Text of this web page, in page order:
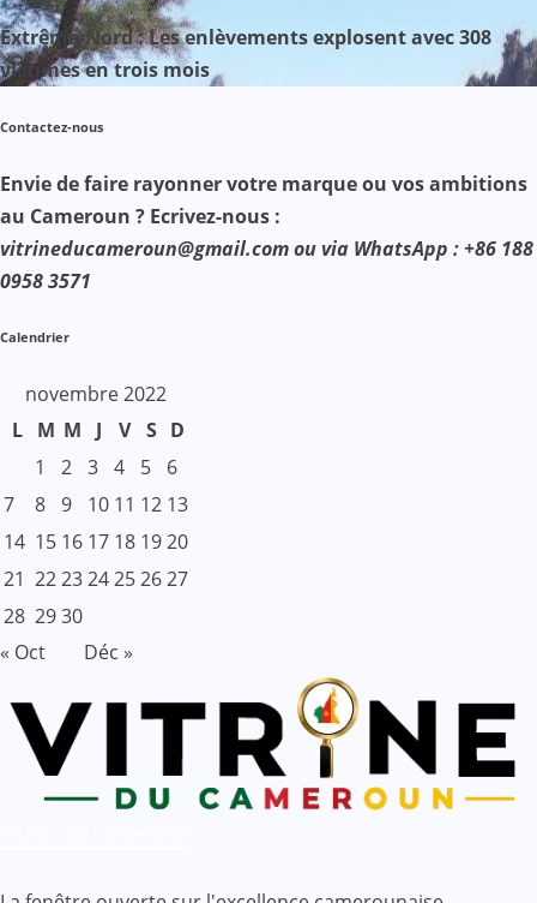
Extrême-Nord : Les enlèvements explosent avec 308
victimes en trois mois
Contactez-nous
Envie de faire rayonner votre marque ou vos ambitions
au Cameroun ? Ecrivez-nous :
vitrineducameroun@gmail.com ou via WhatsApp : +86 188
0958 3571
Calendrier
novembre 2022
L
M M J V S D
1
2 3 4 5
6
7
8 9 10 11 12 13
14 15 16 17 18 1920
21 222324252627
28 2930
« Oct
Déc »